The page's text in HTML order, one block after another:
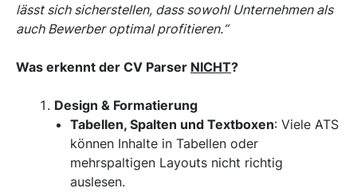
lässt sich sicherstellen, dass sowohl Unternehmen als
auch Bewerber optimal profitieren.“
Was erkennt der CV Parser NICHT?
Design & Formatierung
Tabellen, Spalten und Textboxen: Viele ATS
können Inhalte in Tabellen oder
mehrspaltigen Layouts nicht richtig
auslesen.